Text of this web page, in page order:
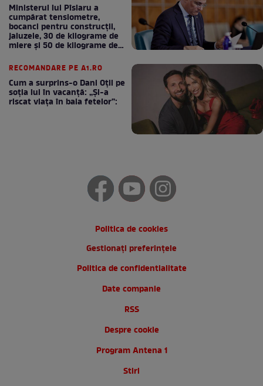
Ministerul lui Pîslaru a
cumpărat tensiometre,
bocanci pentru construcții,
jaluzele, 30 de kilograme de
miere și 50 de kilograme de
RECOMANDARE PE A1.RO
Cum a surprins-o Dani Oțil pe
soția lui în vacanță: „Și-a
riscat viața în baia fetelor”:
Politica de cookies
Gestionați preferințele
Politica de confidentialitate
Date companie
RSS
Despre cookie
Program Antena 1
Stiri